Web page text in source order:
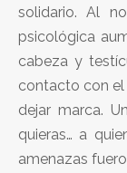
solidario. Al
psicológica
cabeza y
contacto con el
dejar marca.
quieras… a
amenazas